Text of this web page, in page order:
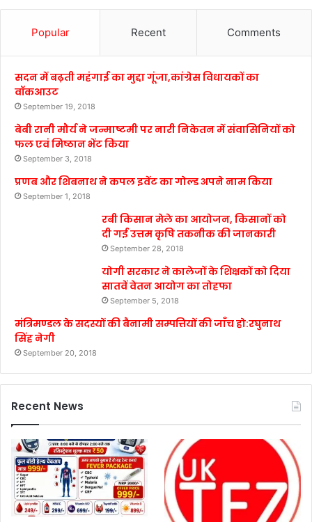
Popular Recent Comments
सदन में बढ़ती महंगाई का मुद्दा गूंजा,कांग्रेस विधायकों का
वॉकआउट
September 19, 2018
बेबी रानी मौर्य ने जन्माष्टमी पर नारी निकेतन में संवासिनियों को
फल एवं मिष्ठान भेंट किया
September 3, 2018
प्रणब और शिबनाथ ने कपल इवेंट का गोल्ड अपने नाम किया
September 1, 2018
रबी किसान मेले का आयोजन, किसानों को
दी गई उत्तम कृषि तकनीक की जानकारी
September 28, 2018
योगी सरकार ने कालेजों के शिक्षकों को दिया
सातवें वेतन आयोग का तोहफा
September 5, 2018
मंत्रिमण्डल के सदस्यों की बैनामी सम्पत्तियों की जाँच हो:रघुनाथ
सिंह नेगी
September 20, 2018
Recent News